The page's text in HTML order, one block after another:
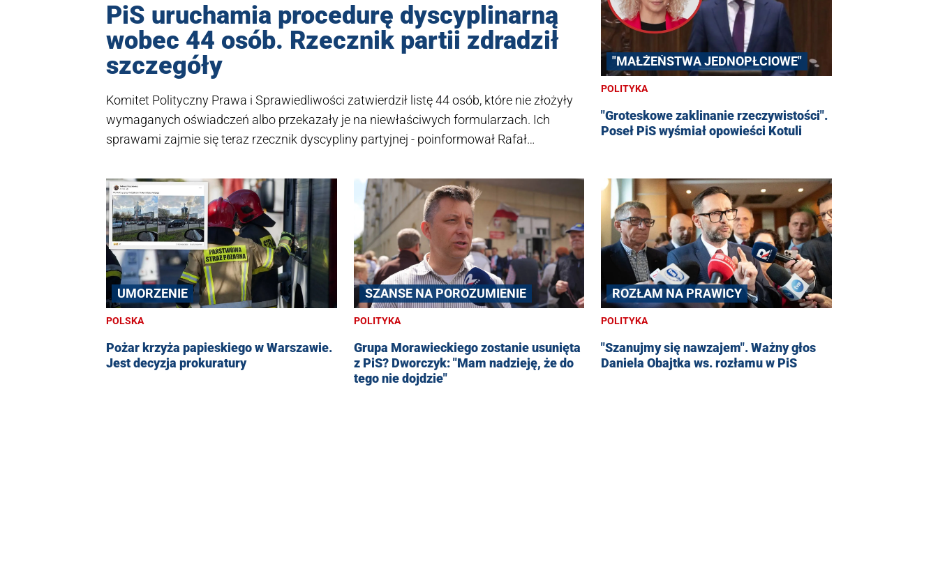
PiS uruchamia procedurę dyscyplinarną
wobec 44 osób. Rzecznik partii zdradził
szczegóły
Komitet Polityczny Prawa i Sprawiedliwości zatwierdził listę 44 osób, które nie złożyły
wymaganych oświadczeń albo przekazały je na niewłaściwych formularzach. Ich
sprawami zajmie się teraz rzecznik dyscypliny partyjnej - poinformował Rafał
"MAŁŻEŃSTWA JEDNOPŁCIOWE"
POLITYKA
"Groteskowe zaklinanie rzeczywistości".
Poseł PiS wyśmiał opowieści Kotuli
UMORZENIE
POLSKA
Pożar krzyża papieskiego w Warszawie.
Jest decyzja prokuratury
SZANSE NA POROZUMIENIE
POLITYKA
Grupa Morawieckiego zostanie usunięta
z PiS? Dworczyk: "Mam nadzieję, że do
tego nie dojdzie"
ROZŁAM NA PRAWICY
POLITYKA
"Szanujmy się nawzajem". Ważny głos
Daniela Obajtka ws. rozłamu w PiS